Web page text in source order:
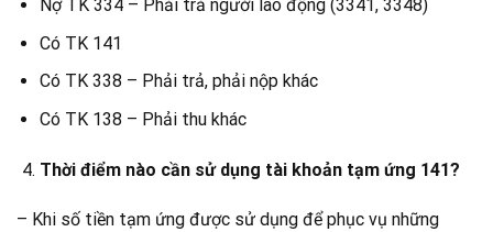
Nợ TK 334 – Phải trả người lao động (3341, 3348)
Có TK 141
Có TK 338 – Phải trả, phải nộp khác
Có TK 138 – Phải thu khác
Thời điểm nào cần sử dụng tài khoản tạm ứng 141?
– Khi số tiền tạm ứng được sử dụng để phục vụ những